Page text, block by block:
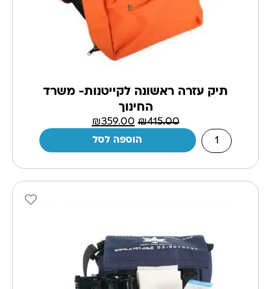
תיק עזרה ראשונה לקייטנות- משרד
החינוך
₪415.00
₪359.00
הוספה לסל